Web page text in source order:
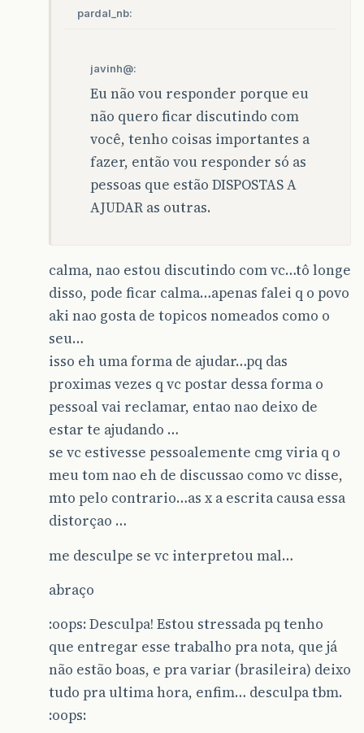
pardal_nb:
javinh@:
Eu não vou responder porque eu
não quero ficar discutindo com
você, tenho coisas importantes a
fazer, então vou responder só as
pessoas que estão DISPOSTAS A
AJUDAR as outras.
calma, nao estou discutindo com vc…tô longe
disso, pode ficar calma…apenas falei q o povo
aki nao gosta de topicos nomeados como o
seu…
isso eh uma forma de ajudar…pq das
proximas vezes q vc postar dessa forma o
pessoal vai reclamar, entao nao deixo de
estar te ajudando …
se vc estivesse pessoalemente cmg viria q o
meu tom nao eh de discussao como vc disse,
mto pelo contrario…as x a escrita causa essa
distorçao …
me desculpe se vc interpretou mal…
abraço
:oops: Desculpa! Estou stressada pq tenho
que entregar esse trabalho pra nota, que já
não estão boas, e pra variar (brasileira) deixo
tudo pra ultima hora, enfim… desculpa tbm.
:oops: